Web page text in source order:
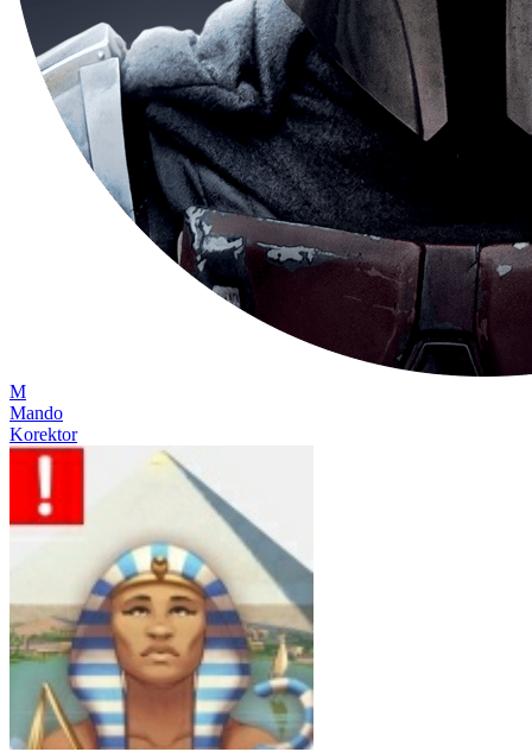
M
Mando
Korektor